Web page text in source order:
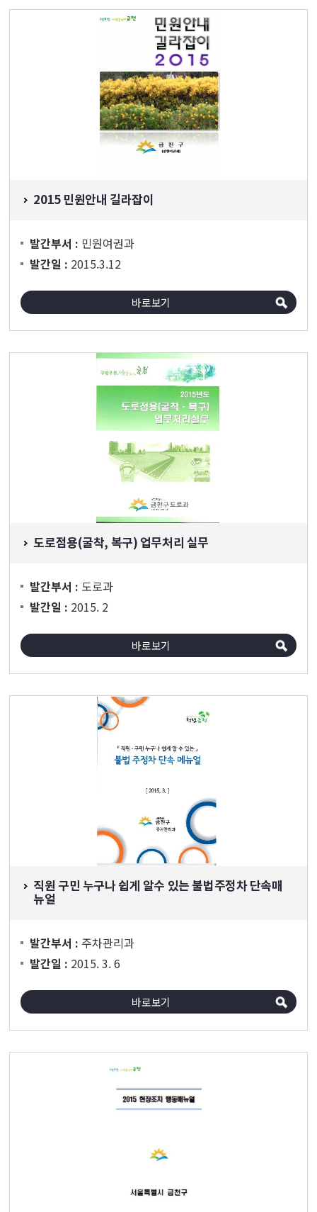
2015 민원안내 길라잡이
발간부서 : 민원여권과
발간일 : 2015.3.12
바로보기
도로점용(굴착, 복구) 업무처리 실무
발간부서 : 도로과
발간일 : 2015. 2
바로보기
직원 구민 누구나 쉽게 알수 있는 불법주정차 단속매
뉴얼
발간부서 : 주차관리과
발간일 : 2015. 3. 6
바로보기